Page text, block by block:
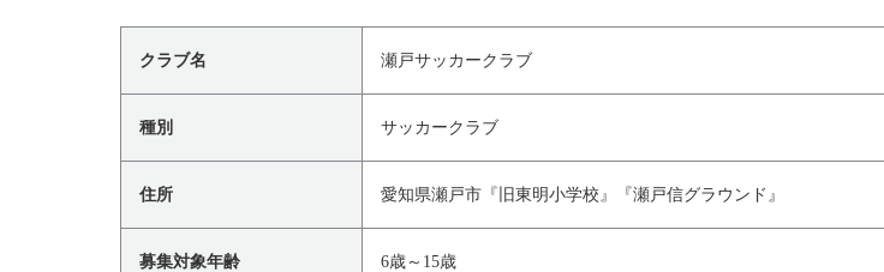
クラブ名 瀬戸サッカークラブ
種別 サッカークラブ
住所 愛知県瀬戸市『旧東明小学校』『瀬戸信グラウンド』
募集対象年齢 6歳～15歳